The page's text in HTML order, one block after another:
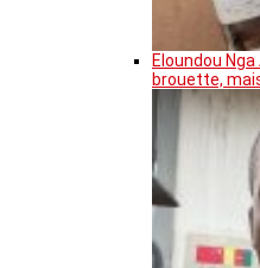
Eloundou
brouette,